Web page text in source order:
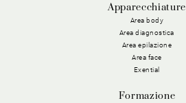
Apparecchiature
Area body
Area diagnostica
Area epilazione
Area face
Exential
Formazione